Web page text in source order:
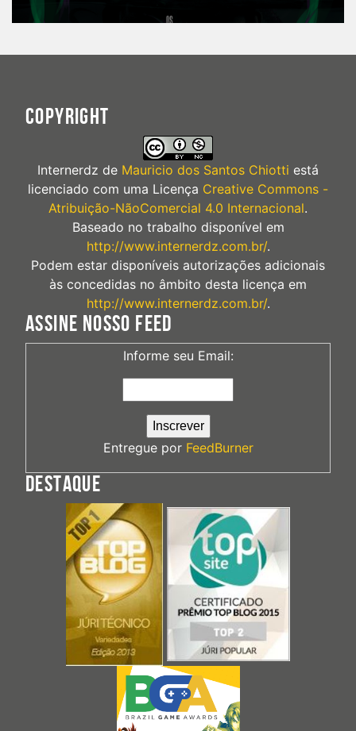
COPYRIGHT
Internerdz de Mauricio dos Santos Chiotti está
licenciado com uma Licença Creative Commons -
Atribuição-NãoComercial 4.0 Internacional.
Baseado no trabalho disponível em
http://www.internerdz.com.br/.
Podem estar disponíveis autorizações adicionais
às concedidas no âmbito desta licença em
http://www.internerdz.com.br/.
ASSINE NOSSO FEED
Informe seu Email:
Entregue por FeedBurner
DESTAQUE